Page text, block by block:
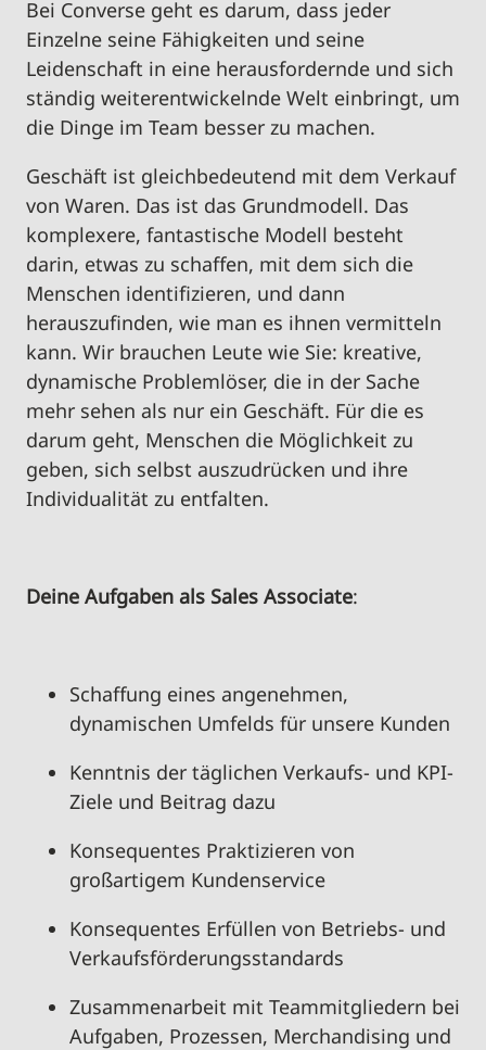
Bei Converse geht es darum, dass jeder
Einzelne seine Fähigkeiten und seine
Leidenschaft in eine herausfordernde und sich
ständig weiterentwickelnde Welt einbringt, um
die Dinge im Team besser zu machen.
Geschäft ist gleichbedeutend mit dem Verkauf
von Waren. Das ist das Grundmodell. Das
komplexere, fantastische Modell besteht
darin, etwas zu schaffen, mit dem sich die
Menschen identifizieren, und dann
herauszufinden, wie man es ihnen vermitteln
kann. Wir brauchen Leute wie Sie: kreative,
dynamische Problemlöser, die in der Sache
mehr sehen als nur ein Geschäft. Für die es
darum geht, Menschen die Möglichkeit zu
geben, sich selbst auszudrücken und ihre
Individualität zu entfalten.
Deine Aufgaben als Sales Associate:
Schaffung eines angenehmen,
dynamischen Umfelds für unsere Kunden
Kenntnis der täglichen Verkaufs- und KPI-
Ziele und Beitrag dazu
Konsequentes Praktizieren von
großartigem Kundenservice
Konsequentes Erfüllen von Betriebs- und
Verkaufsförderungsstandards
Zusammenarbeit mit Teammitgliedern bei
Aufgaben, Prozessen, Merchandising und